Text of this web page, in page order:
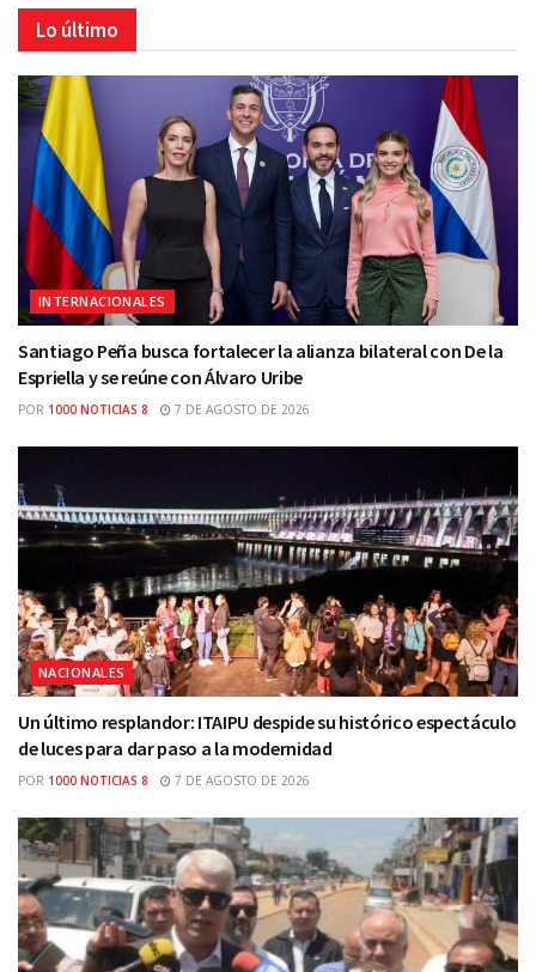
Lo último
INTERNACIONALES
Santiago Peña busca fortalecer la alianza bilateral con De la
Espriella y se reúne con Álvaro Uribe
POR 1000 NOTICIAS 8 7 DE AGOSTO DE 2026
NACIONALES
Un último resplandor: ITAIPU despide su histórico espectáculo
de luces para dar paso a la modernidad
POR 1000 NOTICIAS 8 7 DE AGOSTO DE 2026